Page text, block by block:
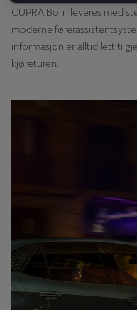
CUPRA Born leveres med
moderne
informasjon er alltid lett
kjøreturen.